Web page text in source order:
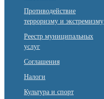
Противодействие
терроризму и экстремизму
Реестр муниципальных
услуг
Соглашения
Налоги
Культура и спорт